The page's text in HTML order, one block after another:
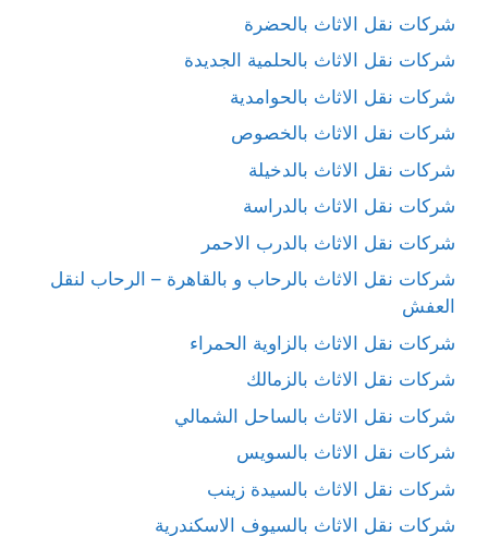
شركات نقل الاثاث بالحضرة
شركات نقل الاثاث بالحلمية الجديدة
شركات نقل الاثاث بالحوامدية
شركات نقل الاثاث بالخصوص
شركات نقل الاثاث بالدخيلة
شركات نقل الاثاث بالدراسة
شركات نقل الاثاث بالدرب الاحمر
شركات نقل الاثاث بالرحاب و بالقاهرة – الرحاب لنقل
العفش
شركات نقل الاثاث بالزاوية الحمراء
شركات نقل الاثاث بالزمالك
شركات نقل الاثاث بالساحل الشمالي
شركات نقل الاثاث بالسويس
شركات نقل الاثاث بالسيدة زينب
شركات نقل الاثاث بالسيوف الاسكندرية